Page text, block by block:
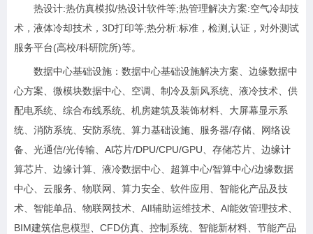
热设计:热仿真模拟/热设计软件等;热管理解决方案:空气冷却技
术，液体冷却技术，3D打印等;热分析:标准，检测,认证，对外测试
服务平台(高校/科研院所)等。
数据中心基础设施：数据中心基础设施解决方案、边缘数据中
心方案、微模块数据中心、空调、制冷及新风系统、液冷技术、供
配电系统、综合布线系统、机房建筑及装饰材料、大屏幕显示系
统、消防系统、安防系统、算力基础设施、服务器/存储、网络设
备、光通信/光传输、Al芯片/DPU/CPU/GPU、存储芯片、边缘计
算芯片、边缘计算、液冷数据中心、超算中心/智算中心/边缘数据
中心、云服务、物联网、算力安全、软件应用、智能化产品及技
术、智能单品、物联网技术、AlI辅助运维技术、Al能效管理技术、
BIM建筑信息模型、CFD仿真、控制系统、智能新材料、节能产品